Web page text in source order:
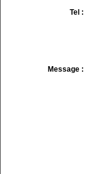
Tel :
Message :